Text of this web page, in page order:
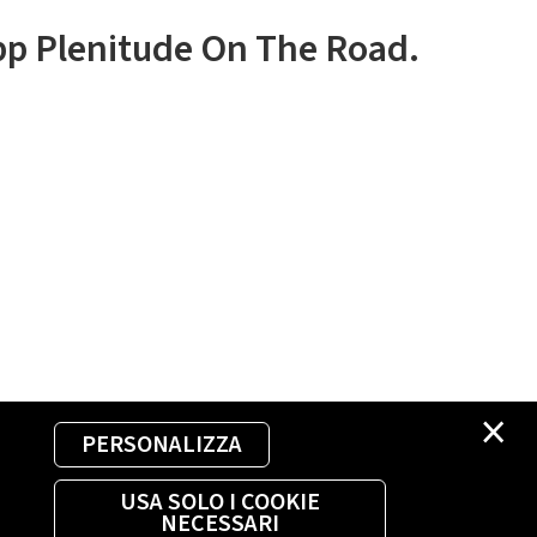
×
PERSONALIZZA
USA SOLO I COOKIE
NECESSARI
Plenitude On The Road.